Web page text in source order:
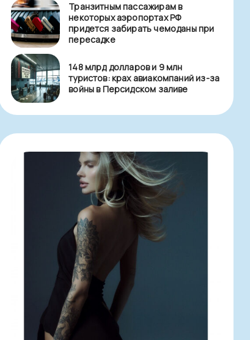
Транзитным пассажирам в
некоторых аэропортах РФ
придется забирать чемоданы при
пересадке
148 млрд долларов и 9 млн
туристов: крах авиакомпаний из-за
войны в Персидском заливе